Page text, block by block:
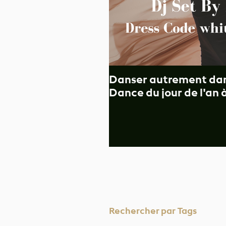
Danser autrement
Dance du jour de l'an
Rechercher par Tags